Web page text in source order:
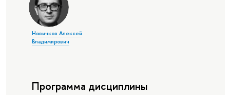
Новичков Алексей
Владимирович
Программа дисциплины